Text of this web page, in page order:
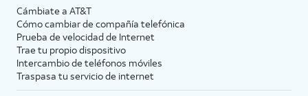
Cámbiate a AT&T
Cómo cambiar de compañía telefónica
Prueba de velocidad de Internet
Trae tu propio dispositivo
Intercambio de teléfonos móviles
Traspasa tu servicio de internet